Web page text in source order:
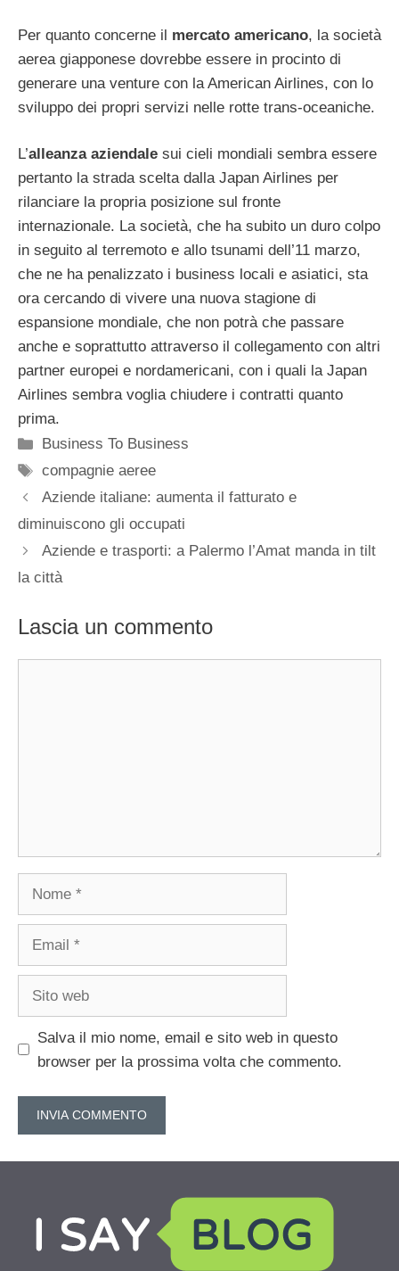
Per quanto concerne il mercato americano, la società
aerea giapponese dovrebbe essere in procinto di
generare una venture con la American Airlines, con lo
sviluppo dei propri servizi nelle rotte trans-oceaniche.
L’alleanza aziendale sui cieli mondiali sembra essere
pertanto la strada scelta dalla Japan Airlines per
rilanciare la propria posizione sul fronte
internazionale. La società, che ha subito un duro colpo
in seguito al terremoto e allo tsunami dell’11 marzo,
che ne ha penalizzato i business locali e asiatici, sta
ora cercando di vivere una nuova stagione di
espansione mondiale, che non potrà che passare
anche e soprattutto attraverso il collegamento con altri
partner europei e nordamericani, con i quali la Japan
Airlines sembra voglia chiudere i contratti quanto
prima.
Categorie
Business To Business
Tag
compagnie aeree
Aziende italiane: aumenta il fatturato e
diminuiscono gli occupati
Aziende e trasporti: a Palermo l’Amat manda in tilt
la città
Lascia un commento
Nome
Email
Sito
Salva il mio nome, email e sito web in questo
browser per la prossima volta che commento.